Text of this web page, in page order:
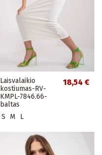
Laisvalaikio
kostiumas-RV-
KMPL-7846.66-
baltas
18,54 €
S M L